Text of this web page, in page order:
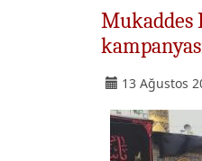
Mukaddes
13 Ağustos